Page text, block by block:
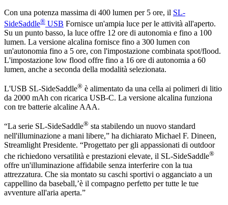
Con una potenza massima di 400 lumen per 5 ore, il SL-
SideSaddle® USB Fornisce un'ampia luce per le attività all'aperto.
Su un punto basso, la luce offre 12 ore di autonomia e fino a 100
lumen. La versione alcalina fornisce fino a 300 lumen con
un'autonomia fino a 5 ore, con l'impostazione combinata spot/flood.
L'impostazione low flood offre fino a 16 ore di autonomia a 60
lumen, anche a seconda della modalità selezionata.
L'USB SL-SideSaddle® è alimentato da una cella ai polimeri di litio
da 2000 mAh con ricarica USB-C. La versione alcalina funziona
con tre batterie alcaline AAA.
“La serie SL-SideSaddle® sta stabilendo un nuovo standard
nell'illuminazione a mani libere,” ha dichiarato Michael F. Dineen,
Streamlight Presidente. “Progettato per gli appassionati di outdoor
che richiedono versatilità e prestazioni elevate, il SL-SideSaddle®
offre un'illuminazione affidabile senza interferire con la tua
attrezzatura. Che sia montato su caschi sportivi o agganciato a un
cappellino da baseball,’è il compagno perfetto per tutte le tue
avventure all'aria aperta.”